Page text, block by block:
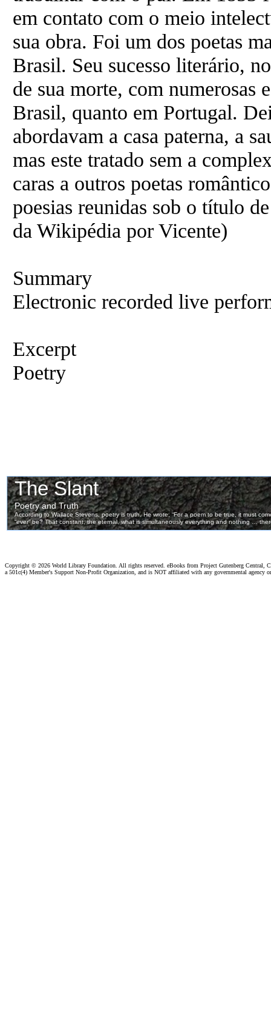
em contato com o meio
sua obra. Foi um dos poetas
Brasil. Seu sucesso literário,
de sua morte, com numerosas
Brasil, quanto em Portugal.
abordavam a casa paterna, a
mas este tratado sem a
caras a outros poetas
poesias reunidas sob o título
da Wikipédia por Vicente)
Summary
Electronic recorded live
Excerpt
Poetry
Copyright © 2026 World Library Foundation. All rights reserved. eBooks from Project Gutenberg Central,
a 501c(4) Member's Support Non-Profit Organization, and is NOT affiliated with any governmental agency